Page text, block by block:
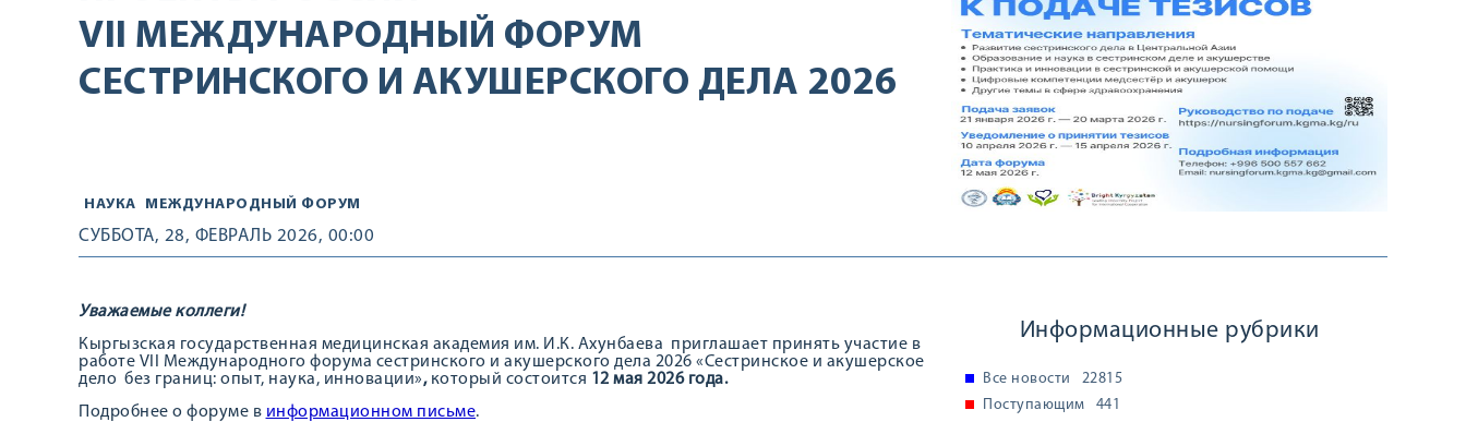
VII МЕЖДУНАРОДНЫЙ ФОРУМ
СЕСТРИНСКОГО И АКУШЕРСКОГО ДЕЛА 2026
НАУКА МЕЖДУНАРОДНЫЙ ФОРУМ
СУББОТА, 28, ФЕВРАЛЬ 2026, 00:00
Уважаемые коллеги!
Кыргызская государственная медицинская академия им. И.К. Ахунбаева приглашает принять участие в
работе VII Международного форума сестринского и акушерского дела 2026 «Сестринское и акушерское
дело без границ: опыт, наука, инновации», который состоится 1 2 мая 2026 года.
Подробнее о форуме в информационном письме.
Информационные рубрики
Все новости
22815
Поступающим
441